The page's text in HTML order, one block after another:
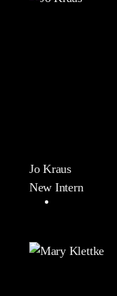
Jo Kraus
New Intern